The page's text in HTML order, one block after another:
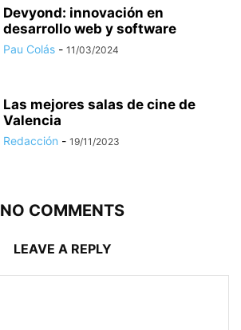
Devyond: innovación en
desarrollo web y software
Pau Colás - 11/03/2024
Las mejores salas de cine de
Valencia
Redacción - 19/11/2023
NO COMMENTS
LEAVE A REPLY